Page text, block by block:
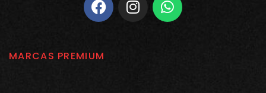
MARCAS PREMIUM